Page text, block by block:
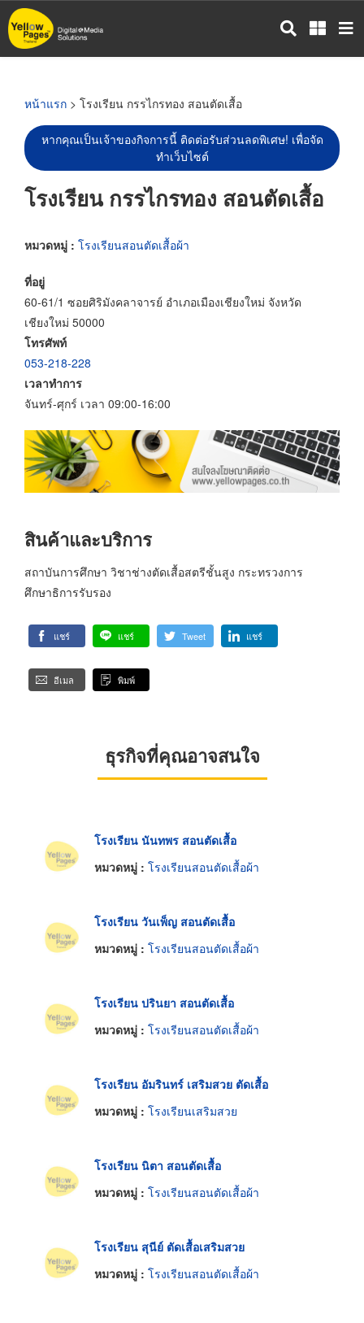
ข้าม
ไป
หน้าแรก > โรงเรียน กรรไกรทอง สอนตัดเสื้อ
หากคุณเป็นเจ้าของกิจการนี้ ติดต่อรับส่วนลดพิเศษ! เพื่อจัด
ทำเว็บไซต์
โรงเรียน กรรไกรทอง สอนตัดเสื้อ
หมวดหมู่ : โรงเรียนสอนตัดเสื้อผ้า
ที่อยู่
60-61/1 ซอยศิริมังคลาจารย์ อำเภอเมืองเชียงใหม่ จังหวัด
เชียงใหม่ 50000
โทรศัพท์
053-218-228
เวลาทำการ
จันทร์-ศุกร์ เวลา 09:00-16:00
สินค้าและบริการ
สถาบันการศึกษา วิชาช่างตัดเสื้อสตรีชั้นสูง กระทรวงการ
ศึกษาธิการรับรอง
แชร์ แชร์ Tweet แชร์
อีเมล พิมพ์
ธุรกิจที่คุณอาจสนใจ
โรงเรียน นันทพร สอนตัดเสื้อ
หมวดหมู่ : โรงเรียนสอนตัดเสื้อผ้า
โรงเรียน วันเพ็ญ สอนตัดเสื้อ
หมวดหมู่ : โรงเรียนสอนตัดเสื้อผ้า
โรงเรียน ปรินยา สอนตัดเสื้อ
หมวดหมู่ : โรงเรียนสอนตัดเสื้อผ้า
โรงเรียน อัมรินทร์ เสริมสวย ตัดเสื้อ
หมวดหมู่ : โรงเรียนเสริมสวย
โรงเรียน นิตา สอนตัดเสื้อ
หมวดหมู่ : โรงเรียนสอนตัดเสื้อผ้า
โรงเรียน สุนีย์ ตัดเสื้อเสริมสวย
หมวดหมู่ : โรงเรียนสอนตัดเสื้อผ้า